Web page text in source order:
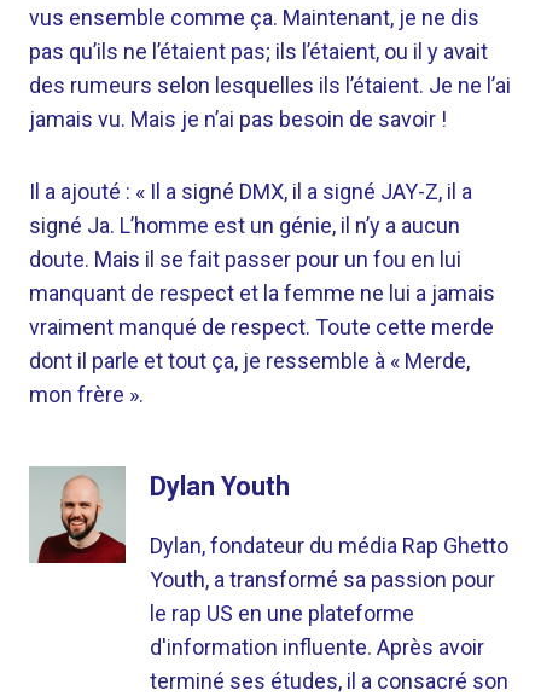
vus ensemble comme ça. Maintenant, je ne dis
pas qu’ils ne l’étaient pas; ils l’étaient, ou il y avait
des rumeurs selon lesquelles ils l’étaient. Je ne l’ai
jamais vu. Mais je n’ai pas besoin de savoir !
Il a ajouté : « Il a signé DMX, il a signé JAY-Z, il a
signé Ja. L’homme est un génie, il n’y a aucun
doute. Mais il se fait passer pour un fou en lui
manquant de respect et la femme ne lui a jamais
vraiment manqué de respect. Toute cette merde
dont il parle et tout ça, je ressemble à « Merde,
mon frère ».
Dylan Youth
Dylan, fondateur du média Rap Ghetto
Youth, a transformé sa passion pour
le rap US en une plateforme
d'information influente. Après avoir
terminé ses études, il a consacré son